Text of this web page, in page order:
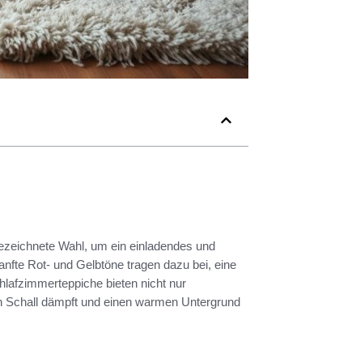
Wahl, um ein einladendes und
Rot- und Gelbtöne tragen dazu bei, eine
bieten nicht nur
dämpft und einen warmen Untergrund